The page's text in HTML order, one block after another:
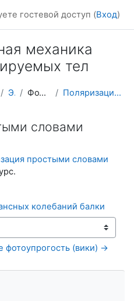
гостевой доступ (Вход)
механика
тел
ЭМТДТ Фотоупругость 1 Поляризация простыми словами (видео)
словами
простыми словами
колебаний балки
фотоупрогость (вики) →